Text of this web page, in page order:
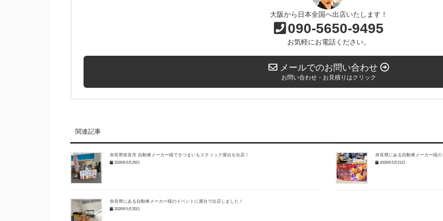
大阪から日本全国へ出店いたします！
090-5650-9495
お気軽にお電話ください。
メールでのお問い合わせ
お問い合わせ・お見積りはクリック
関連記事
奈良県奈良市 自動車メーカー様でさつまいもスティック屋台を出店！
2026年5月29日
奈良県にある自動車メーカー様の
2026年5月21日
奈良県にある自動車メーカー様のイベントに屋台で出店しました！
2026年5月20日